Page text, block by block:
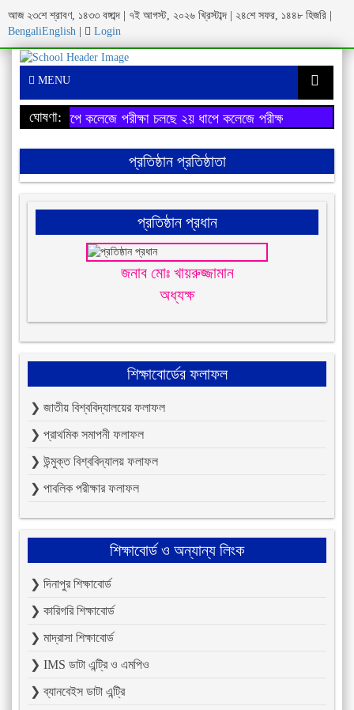
আজ ২৩শে শ্রাবণ, ১৪৩৩ বঙ্গাব্দ | ৭ই আগস্ট, ২০২৬ খ্রিস্টাব্দ | ২৪শে সফর, ১৪৪৮ হিজরি |
BengaliEnglish Login
MENU
ঘোষণা: ২য় ধাপে কলেজে পরীক্ষা চলছে
২য় ধাপে কলেজে পরীক্ষা চলছে
প্রতিষ্ঠান প্রতিষ্ঠাতা
প্রতিষ্ঠান প্রধান
জনাব মোঃ খায়রুজ্জামান
অধ্যক্ষ
শিক্ষাবোর্ডের ফলাফল
❯ জাতীয় বিশ্ববিদ্যালয়ের ফলাফল
❯ প্রাথমিক সমাপনী ফলাফল
❯ উন্মুক্ত বিশ্ববিদ্যালয় ফলাফল
❯ পাবলিক পরীক্ষার ফলাফল
শিক্ষাবোর্ড ও অন্যান্য লিংক
❯ দিনাপুর শিক্ষাবোর্ড
❯ কারিগরি শিক্ষাবোর্ড
❯ মাদ্রাসা শিক্ষাবোর্ড
❯ IMS ডাটা এন্ট্রি ও এমপিও
❯ ব্যানবেইস ডাটা এন্ট্রি